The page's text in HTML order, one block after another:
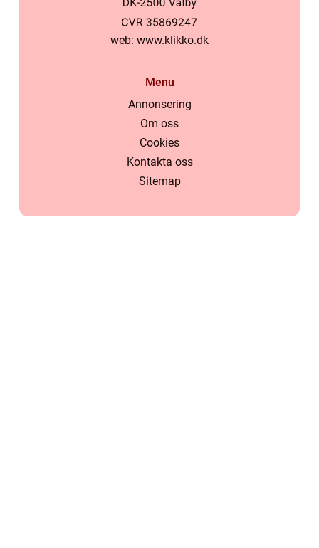
web: www.klikko.dk
Menu
Annonsering
Om oss
Cookies
Kontakta oss
Sitemap